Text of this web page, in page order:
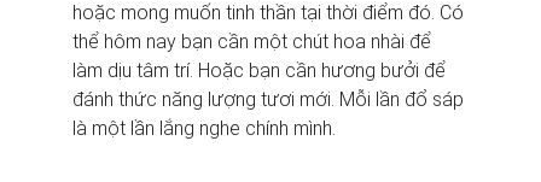
hoặc mong muốn tinh thần tại thời điểm đó. Có
thể hôm nay bạn cần một chút hoa nhài để
làm dịu tâm trí. Hoặc bạn cần hương bưởi để
đánh thức năng lượng tươi mới. Mỗi lần đổ sáp
là một lần lắng nghe chính mình.